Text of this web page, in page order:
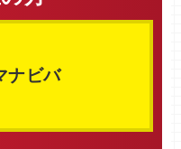
ナビバ